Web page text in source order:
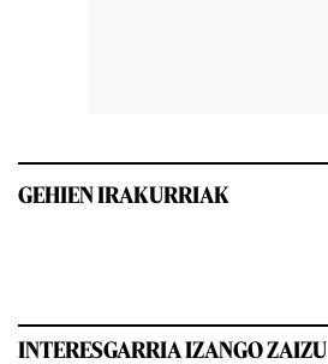
GEHIEN IRAKURRIAK
INTERESGARRIA IZANGO ZAIZU